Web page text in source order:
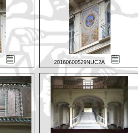
20160600529NUC2A